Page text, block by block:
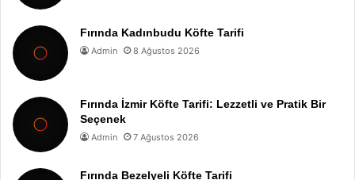
Fırında Kadınbudu Köfte Tarifi
Admin 8 Ağustos 2026
Fırında İzmir Köfte Tarifi: Lezzetli ve Pratik Bir
Seçenek
Admin 7 Ağustos 2026
Fırında Bezelyeli Köfte Tarifi